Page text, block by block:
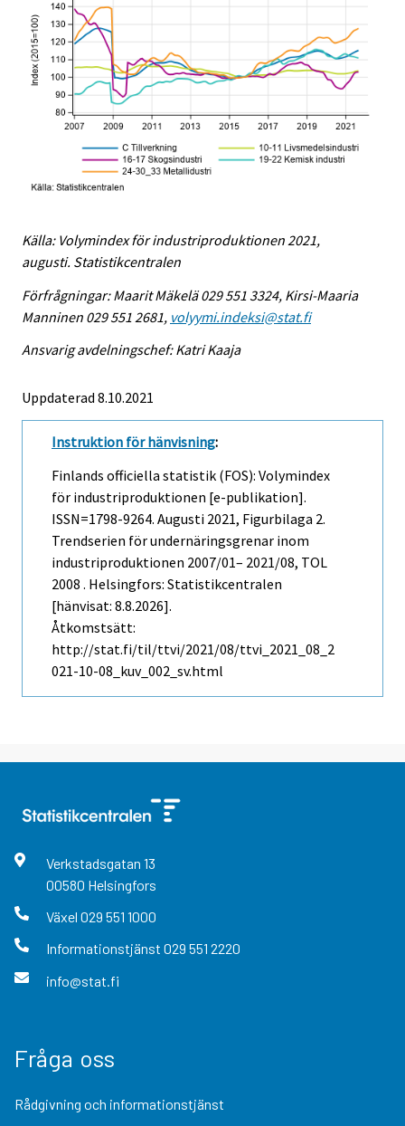
Källa: Volymindex för industriproduktionen 2021,
augusti. Statistikcentralen
Förfrågningar: Maarit Mäkelä 029 551 3324, Kirsi-Maaria
Manninen 029 551 2681, volyymi.indeksi@stat.fi
Ansvarig avdelningschef: Katri Kaaja
Uppdaterad 8.10.2021
Instruktion för hänvisning:
Finlands officiella statistik (FOS): Volymindex
för industriproduktionen [e-publikation].
ISSN=1798-9264. Augusti 2021, Figurbilaga 2.
Trendserien för undernäringsgrenar inom
industriproduktionen 2007/01– 2021/08, TOL
2008 . Helsingfors: Statistikcentralen
[hänvisat: 8.8.2026].
Åtkomstsätt:
http://stat.fi/til/ttvi/2021/08/ttvi_2021_08_2
021-10-08_kuv_002_sv.html
Verkstadsgatan 13
00580 Helsingfors
Växel 029 551 1000
Informationstjänst 029 551 2220
info@stat.fi
Fråga oss
Rådgivning och informationstjänst